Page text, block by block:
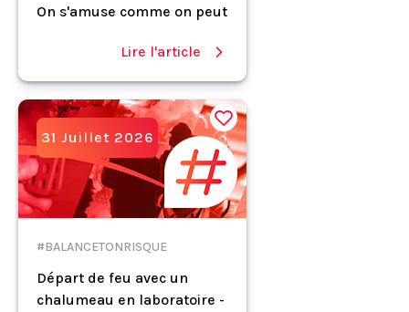
On s'amuse comme on peut
Lire l'article
31 Juillet 2026
#BALANCETONRISQUE
Départ de feu avec un
chalumeau en laboratoire -